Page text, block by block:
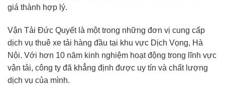
giá thành hợp lý.
Vận Tải Đức Quyết là một trong những đơn vị cung cấp
dịch vụ thuê xe tải hàng đầu tại khu vực Dịch Vọng, Hà
Nội. Với hơn 10 năm kinh nghiệm hoạt động trong lĩnh vực
vận tải, công ty đã khẳng định được uy tín và chất lượng
dịch vụ của mình.